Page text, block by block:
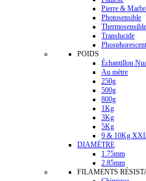
Pierre &
Photosensible
Thermosensible
Translucide
Phosphorescent
POIDS
Échantillon
Au mètre
250g
500g
800g
1Kg
3Kg
5Kg
9 & 10Kg
DIAMÈTRE
1.75mm
2.85mm
FILAMENTS